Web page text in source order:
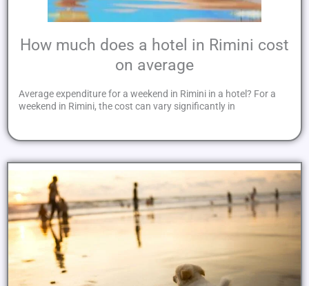
How much does a hotel in Rimini cost
on average
Average expenditure for a weekend in Rimini in a hotel? For a
weekend in Rimini, the cost can vary significantly in